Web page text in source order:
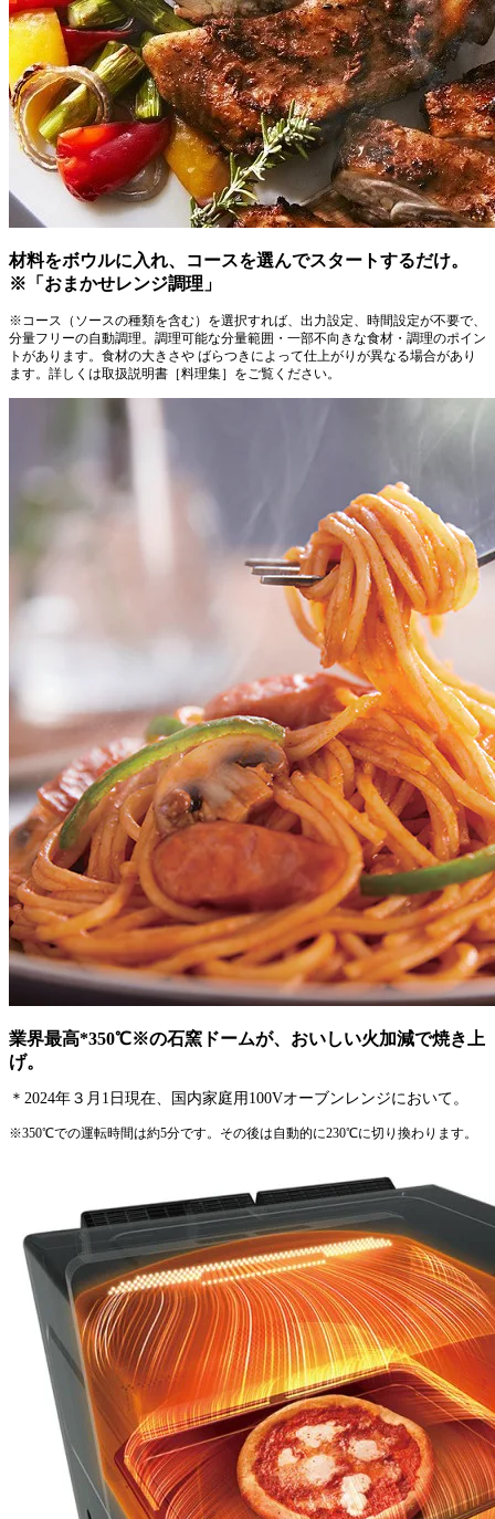
材料をボウルに入れ、コースを選んでスタートするだけ。
※「おまかせレンジ調理」
※コース（ソースの種類を含む）を選択すれば、出力設定、時間設定が不要で、
分量フリーの自動調理。調理可能な分量範囲・一部不向きな食材・調理のポイン
トがあります。食材の大きさや ばらつきによって仕上がりが異なる場合があり
ます。詳しくは取扱説明書［料理集］をご覧ください。
業界最高*350℃※の石窯ドームが、おいしい火加減で焼き上
げ。
＊2024年３月1日現在、国内家庭用100Vオーブンレンジにおいて。
※350℃での運転時間は約5分です。その後は自動的に230℃に切り換わります。